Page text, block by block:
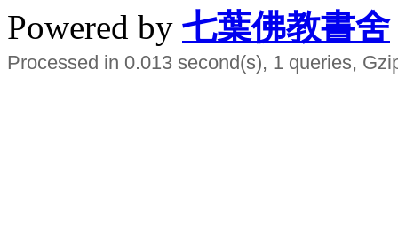
Powered by 七葉佛教書舍
Processed in 0.013 second(s), 1 queries,